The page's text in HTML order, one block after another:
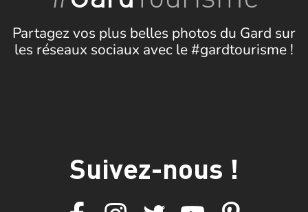
Partagez vos plus belles photos du Gard sur
les réseaux sociaux avec le #gardtourisme !
Suivez-nous !